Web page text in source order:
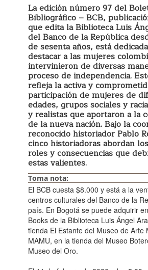
La edición número 97 del
Bibliográfico – BCB,
que edita la Biblioteca Luis
del Banco de la República
de sesenta años, está
destacar a las mujeres
intervinieron de diversas
proceso de independencia.
refleja la activa y
participación de mujeres de
edades, grupos sociales y
y realistas que aportaron a la
de la nueva nación. Bajo la
reconocido historiador Pablo
cinco historiadoras abordan
roles y consecuencias que
estas valientes.
Toma nota:
El BCB cuesta $8.000 y está a la
centros culturales del Banco de la
país. En Bogotá se puede adquirir
Books de la Biblioteca Luis Ángel
tienda El Estante del Museo de Arte
MAMU, en la tienda del Museo
Museo del Oro.